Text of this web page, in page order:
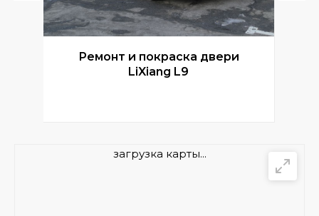
Ремонт и покраска двери
LiXiang L9
загрузка карты...